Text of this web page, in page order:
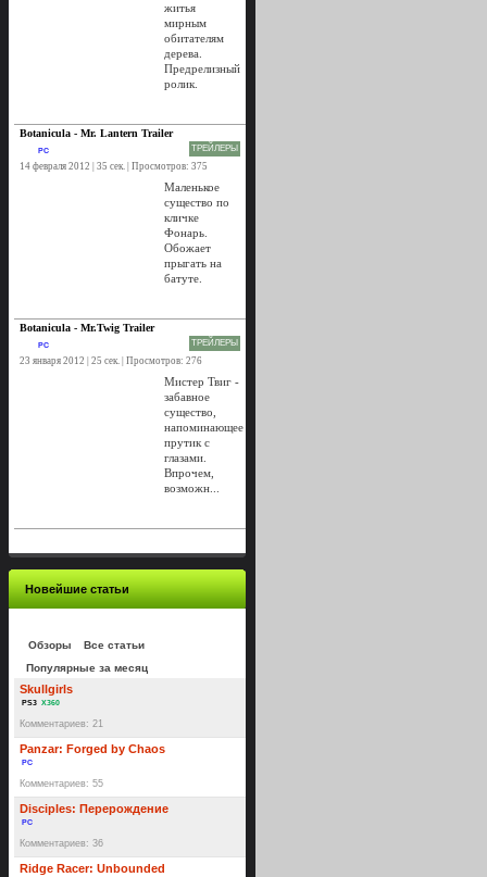
житья
мирным
обитателям
дерева.
Предрелизный
ролик.
Botanicula - Mr. Lantern Trailer
ТРЕЙЛЕРЫ
PC
14 февраля 2012 | 35 сек. | Просмотров: 375
Маленькое
существо по
кличке
Фонарь.
Обожает
прыгать на
батуте.
Botanicula - Mr.Twig Trailer
ТРЕЙЛЕРЫ
PC
23 января 2012 | 25 сек. | Просмотров: 276
Мистер Твиг -
забавное
существо,
напоминающее
прутик с
глазами.
Впрочем,
возможн...
Новейшие статьи
Обзоры
Все статьи
Популярные за месяц
Skullgirls
PS3 X360
Комментариев: 21
Panzar: Forged by Chaos
PC
Комментариев: 55
Disciples: Перерождение
PC
Комментариев: 36
Ridge Racer: Unbounded